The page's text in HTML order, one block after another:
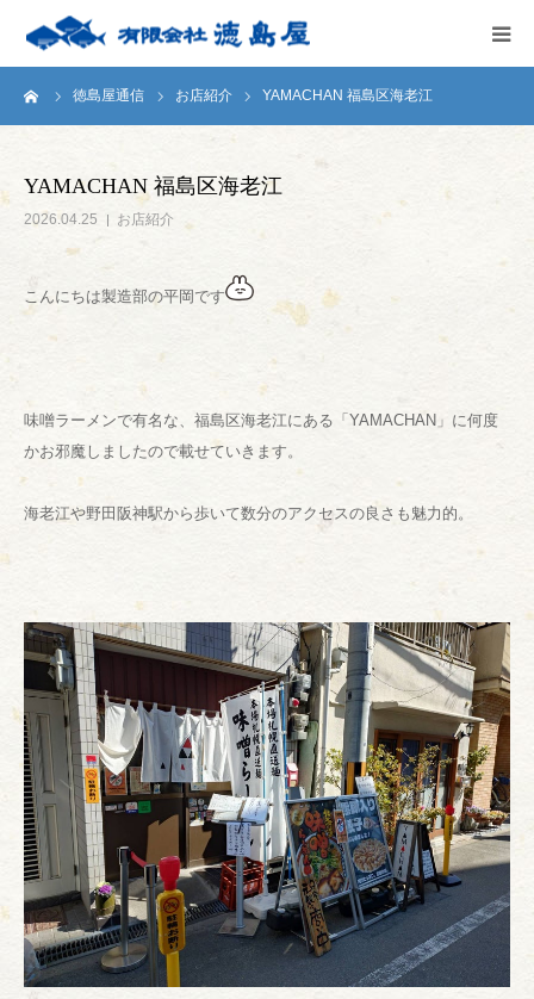
徳島屋通信 お店紹介 YAMACHAN 福島区海老江
YAMACHAN 福島区海老江
2026.04.25 お店紹介
こんにちは製造部の平岡です
味噌ラーメンで有名な、福島区海老江にある「YAMACHAN」に何度
かお邪魔しましたので載せていきます。
海老江や野田阪神駅から歩いて数分のアクセスの良さも魅力的。
HOME
テストキッチン
お問い合わせ